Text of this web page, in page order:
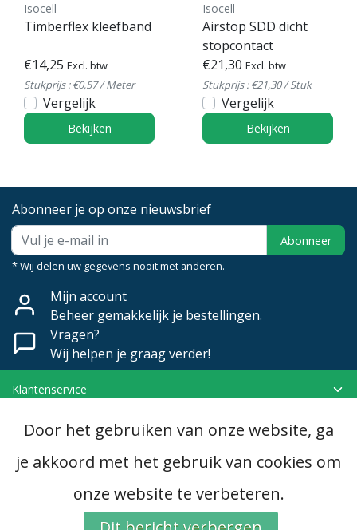
Isocell
Timberflex kleefband
€14,25 Excl. btw
Stukprijs : €0,57 / Meter
Vergelijk
Bekijken
Isocell
Airstop SDD dicht
stopcontact
€21,30 Excl. btw
Stukprijs : €21,30 / Stuk
Vergelijk
Bekijken
Abonneer je op onze nieuwsbrief
Abonneer
* Wij delen uw gegevens nooit met anderen.
Mijn account
Beheer gemakkelijk je bestellingen.
Vragen?
Wij helpen je graag verder!
Klantenservice
Categorieën
© Copyright 2026 - Dubomat | RealisatieInStijl Media
Algemene voorwaarden|Disclaimer|Privacy Policy|RSS Feed
Door het gebruiken van onze website, ga
je akkoord met het gebruik van cookies om
onze website te verbeteren.